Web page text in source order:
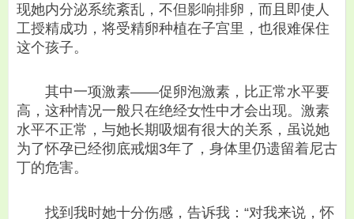
现她内分泌系统紊乱，不但影响排卵，而且即使人
工授精成功，将受精卵种植在子宫里，也很难保住
这个孩子。
其中一项激素——促卵泡激素，比正常水平要
高，这种情况一般只在绝经女性中才会出现。激素
水平不正常，与她长期吸烟有很大的关系，虽说她
为了怀孕已经彻底戒烟3年了，身体里仍遗留着尼古
丁的危害。
找到我时她十分伤感，告诉我：“对我来说，怀